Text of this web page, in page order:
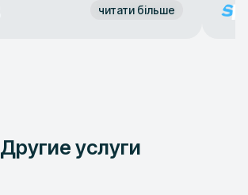
читати більше
Другие услуги